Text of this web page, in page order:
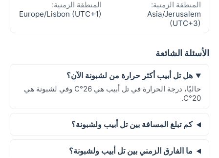
المنطقة الزمنية:
Asia/Jerusalem
(UTC+3)
المنطقة الزمنية:
Europe/Lisbon (UTC+1)
الأسئلة الشائعة
هل تل أبيب أكثر حرارة من لشبونة الآن؟
حاليًا، درجة الحرارة في تل أبيب هي 26°C وفي لشبونة هي
20°C.
كم تبلغ المسافة بين تل أبيب ولشبونة؟
ما الفارق الزمني بين تل أبيب ولشبونة؟